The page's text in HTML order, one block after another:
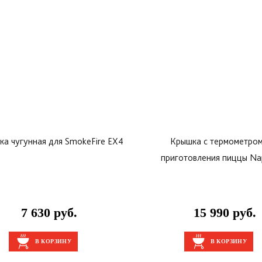
с термометром для
15 990 руб.
В КОРЗИНУ
Доска разделочная с
5 900 руб.
В КОРЗИНУ